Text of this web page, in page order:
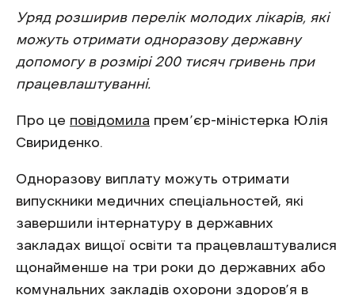
Уряд розширив перелік молодих лікарів, які
можуть отримати одноразову державну
допомогу в розмірі 200 тисяч гривень при
працевлаштуванні.
Про це повідомила прем’єр-міністерка Юлія
Свириденко.
Одноразову виплату можуть отримати
випускники медичних спеціальностей, які
завершили інтернатуру в державних
закладах вищої освіти та працевлаштувалися
щонайменше на три роки до державних або
комунальних закладів охорони здоров’я в